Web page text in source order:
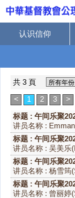
认识信仰
共 3 頁
<
1 2 3
>
标题 : 午间乐聚
讲员名称 :
标题 : 午间乐聚
讲员名称 : 吴美乐
标题 : 午间乐聚
讲员名称 : 杨雪筠
标题 : 午间乐聚
讲员名称 : 曾丽婷